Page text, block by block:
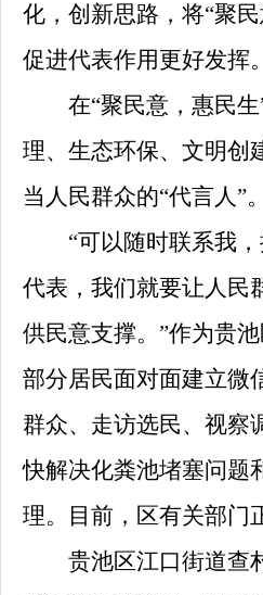
化，创新思路，将“聚
促进代表作用更好发挥。
在“聚民意，惠民生”
理、生态环保、文明创
当人民群众的“代言人”。
“可以随时联系我，
代表，我们就要让人民
供民意支撑。”作为贵
部分居民面对面建立微
群众、走访选民、视察
快解决化粪池堵塞问题
理。目前，区有关部门
贵池区江口街道查